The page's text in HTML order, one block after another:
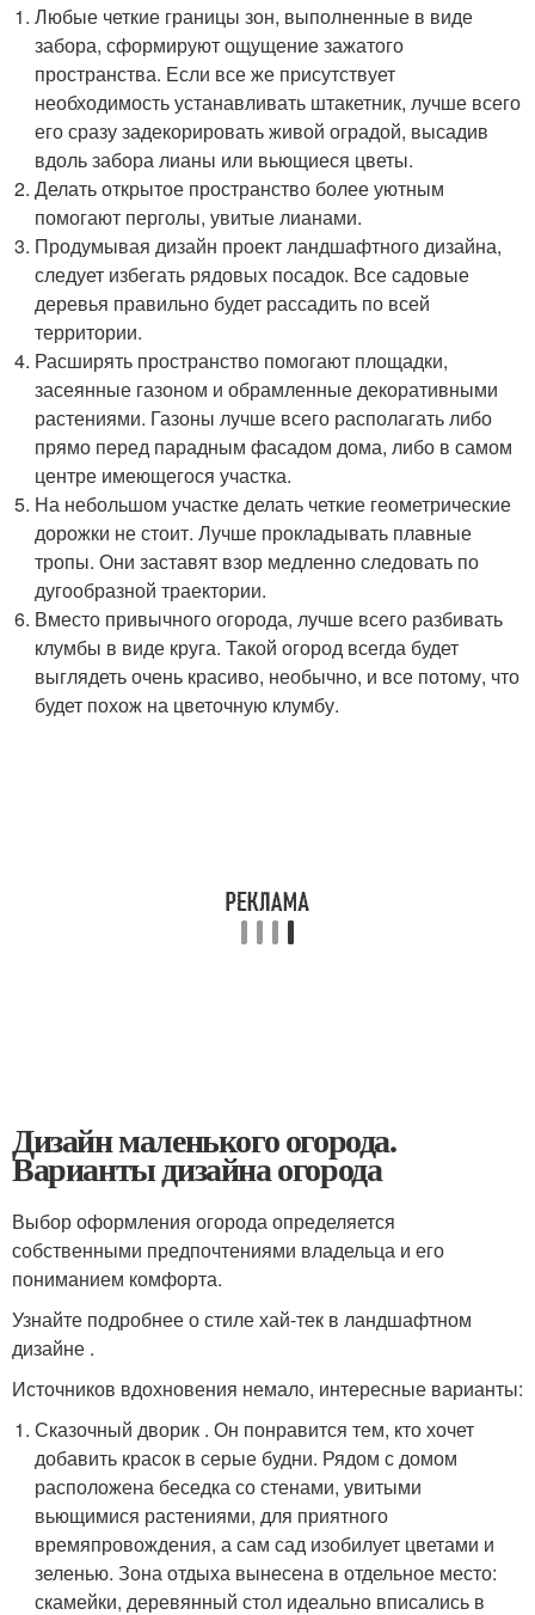
Любые четкие границы зон, выполненные в виде
забора, сформируют ощущение зажатого
пространства. Если все же присутствует
необходимость устанавливать штакетник, лучше всего
его сразу задекорировать живой оградой, высадив
вдоль забора лианы или вьющиеся цветы.
Делать открытое пространство более уютным
помогают перголы, увитые лианами.
Продумывая дизайн проект ландшафтного дизайна,
следует избегать рядовых посадок. Все садовые
деревья правильно будет рассадить по всей
территории.
Расширять пространство помогают площадки,
засеянные газоном и обрамленные декоративными
растениями. Газоны лучше всего располагать либо
прямо перед парадным фасадом дома, либо в самом
центре имеющегося участка.
На небольшом участке делать четкие геометрические
дорожки не стоит. Лучше прокладывать плавные
тропы. Они заставят взор медленно следовать по
дугообразной траектории.
Вместо привычного огорода, лучше всего разбивать
клумбы в виде круга. Такой огород всегда будет
выглядеть очень красиво, необычно, и все потому, что
будет похож на цветочную клумбу.
Дизайн маленького огорода.
Варианты дизайна огорода
Выбор оформления огорода определяется
собственными предпочтениями владельца и его
пониманием комфорта.
Узнайте подробнее о стиле хай-тек в ландшафтном
дизайне .
Источников вдохновения немало, интересные варианты:
Сказочный дворик . Он понравится тем, кто хочет
добавить красок в серые будни. Рядом с домом
расположена беседка со стенами, увитыми
вьющимися растениями, для приятного
времяпровождения, а сам сад изобилует цветами и
зеленью. Зона отдыха вынесена в отдельное место:
скамейки, деревянный стол идеально вписались в